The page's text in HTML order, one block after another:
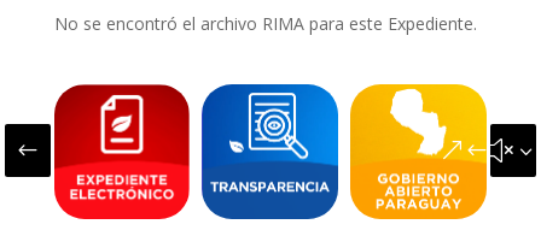
No se encontró el archivo RIMA para este Expediente.
#